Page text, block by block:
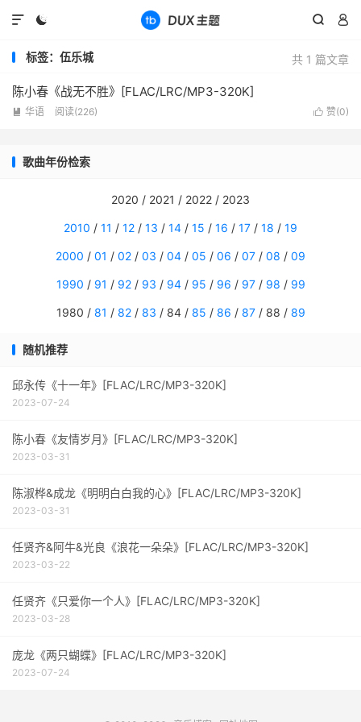
  

共 1 篇文章
标签：伍乐城
陈小春《战无不胜》[FLAC/LRC/MP3-320K]
 赞(0)
 华语 阅读(226)
歌曲年份检索
2020 / 2021 / 2022 / 2023
2010 / 11 / 12 / 13 / 14 / 15 / 16 / 17 / 18 / 19
2000 / 01 / 02 / 03 / 04 / 05 / 06 / 07 / 08 / 09
1990 / 91 / 92/ 93 / 94/ 95 / 96 / 97/ 98 / 99
1980 / 81 / 82/ 83 / 84 / 85 / 86 / 87/ 88 / 89
随机推荐
邱永传《十一年》[FLAC/LRC/MP3-320K]
2023-07-24
陈小春《友情岁月》[FLAC/LRC/MP3-320K]
2023-03-31
陈淑桦&成龙《明明白白我的心》[FLAC/LRC/MP3-320K]
2023-03-31
任贤齐&阿牛&光良《浪花一朵朵》[FLAC/LRC/MP3-320K]
2023-03-22
任贤齐《只爱你一个人》[FLAC/LRC/MP3-320K]
2023-03-28
庞龙《两只蝴蝶》[FLAC/LRC/MP3-320K]
2023-07-24